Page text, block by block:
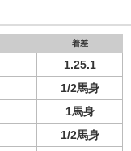
着差
1.25.1
1/2馬身
1馬身
1/2馬身